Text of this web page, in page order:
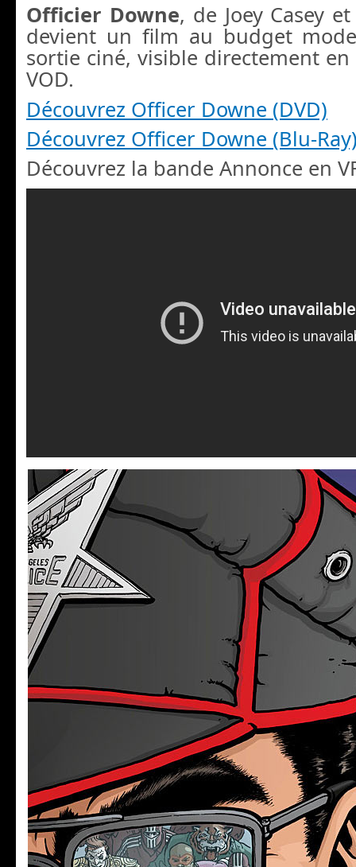
Officier Downe, de Joey Casey
devient un film au budget
sortie ciné, visible directement en
VOD.
Découvrez Officer Downe (DVD)
Découvrez Officer Downe (Blu-
Découvrez la bande Annonce en